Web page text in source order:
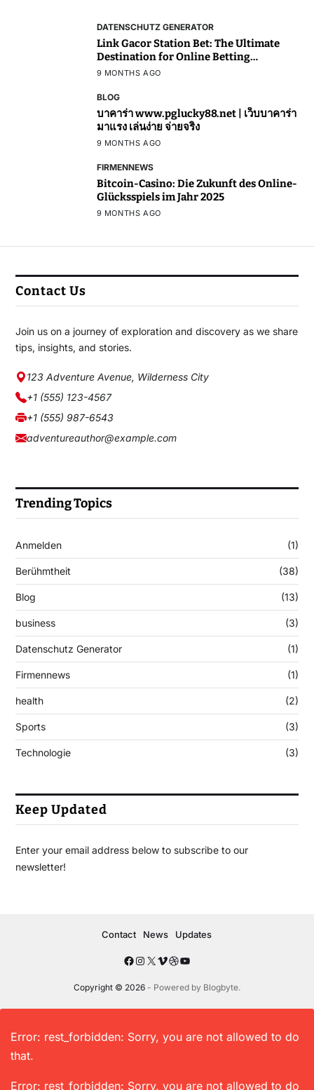
DATENSCHUTZ GENERATOR
Link Gacor Station Bet: The Ultimate
Destination for Online Betting
Enthusiasts
9 MONTHS AGO
BLOG
บาคาร่า www.pglucky88.net | เว็บบาคาร่า
มาแรง เล่นง่าย จ่ายจริง
9 MONTHS AGO
FIRMENNEWS
Bitcoin-Casino: Die Zukunft des Online-
Glücksspiels im Jahr 2025
9 MONTHS AGO
Contact Us
Join us on a journey of exploration and discovery as we share
tips, insights, and stories.
123 Adventure Avenue, Wilderness City
+1 (555) 123-4567
+1 (555) 987-6543
adventureauthor@example.com
Trending Topics
Anmelden (1)
Berühmtheit (38)
Blog (13)
business (3)
Datenschutz Generator (1)
Firmennews (1)
health (2)
Sports (3)
Technologie (3)
Keep Updated
Enter your email address below to subscribe to our
newsletter!
Copyright © 2026- Powered by Blogbyte.
Contact News Updates
Error: rest_forbidden: Sorry, you are not allowed to do
that.
Error: rest_forbidden: Sorry, you are not allowed to do